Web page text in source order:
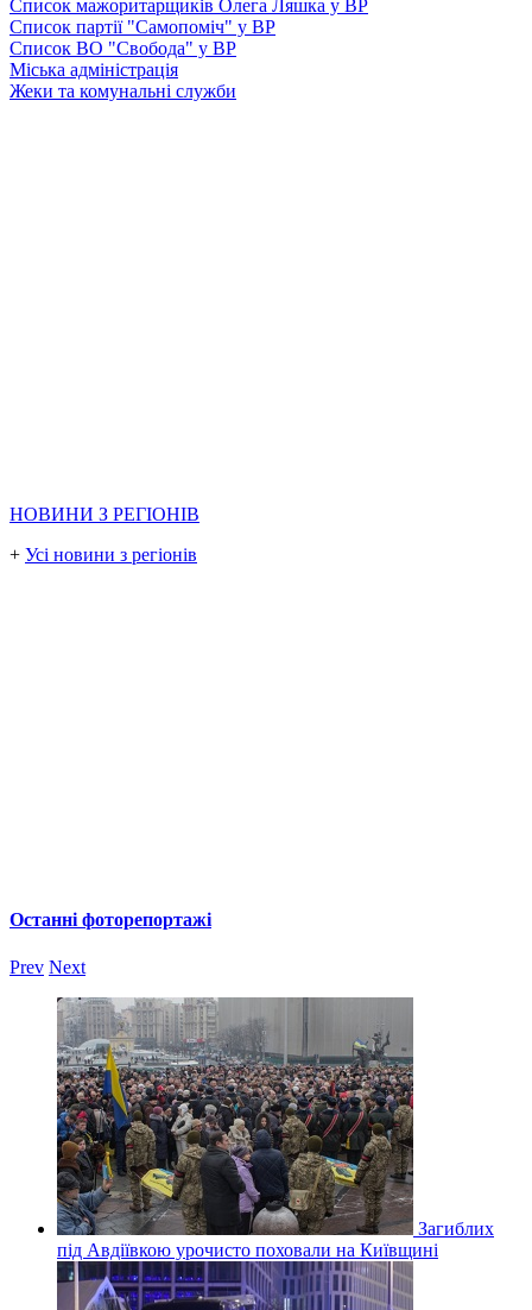
Список мажоритарщиків Олега Ляшка у ВР
Список партії "Самопоміч" у ВР
Список ВО "Свобода" у ВР
Міська адміністрація
Жеки та комунальні служби
НОВИНИ З РЕГІОНІВ
+ Усі новини з регіонів
Останні фоторепортажі
Prev Next
Загиблих
під Авдіївкою урочисто поховали на Київщині